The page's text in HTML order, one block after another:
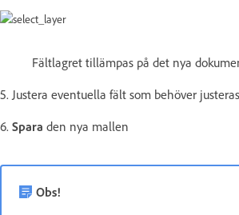
Fältlagret tillämpas på det nya
5. Justera eventuella fält som behöver justeras
6. Spara den nya mallen
Obs!